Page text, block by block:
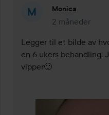
Monica
2 måneder
Kommentaren
Legger til et bilde av
en 6 ukers behandling.
vipper🙂